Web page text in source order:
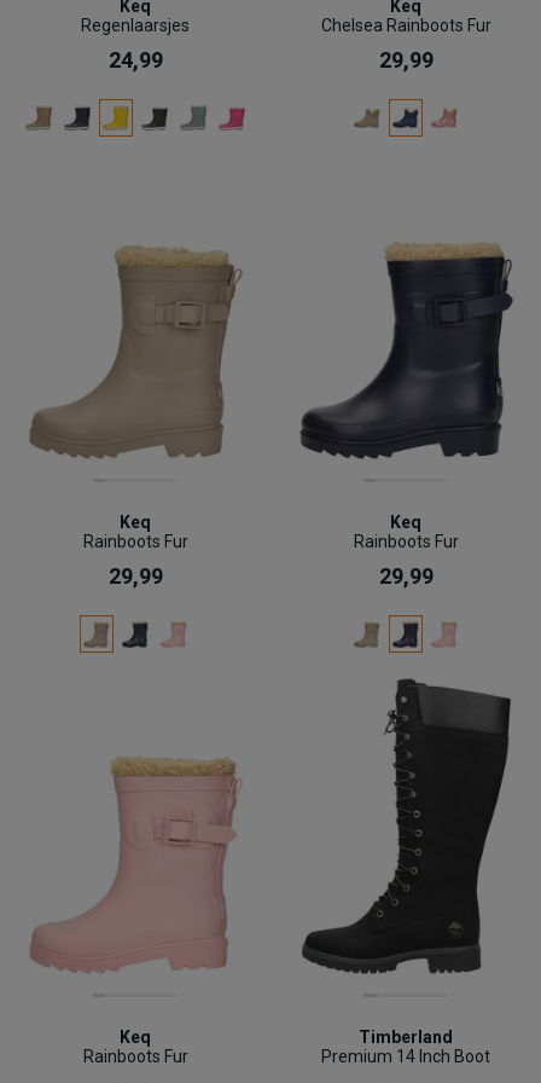
Keq
Regenlaarsjes
24,99
Keq
Chelsea Rainboots Fur
29,99
Keq
Rainboots Fur
29,99
Keq
Rainboots Fur
29,99
Keq
Rainboots Fur
Timberland
Premium 14 Inch Boot